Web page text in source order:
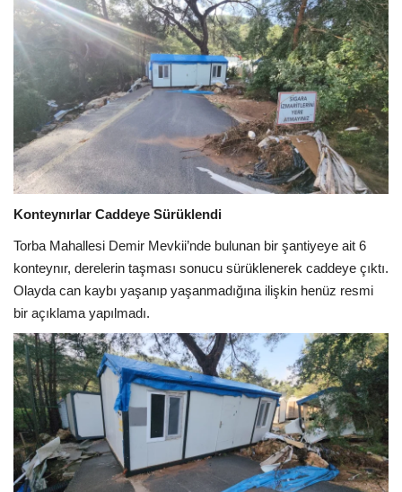
Konteynırlar Caddeye Sürüklendi
Torba Mahallesi Demir Mevkii’nde bulunan bir şantiyeye ait 6
konteynır, derelerin taşması sonucu sürüklenerek caddeye çıktı.
Olayda can kaybı yaşanıp yaşanmadığına ilişkin henüz resmi
bir açıklama yapılmadı.